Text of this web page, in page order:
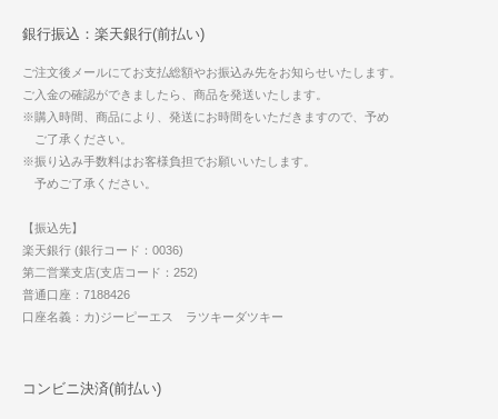
銀行振込：楽天銀行(前払い)
ご注文後メールにてお支払総額やお振込み先をお知らせいたします。
ご入金の確認ができましたら、商品を発送いたします。
※購入時間、商品により、発送にお時間をいただきますので、予め
ご了承ください。
※振り込み手数料はお客様負担でお願いいたします。
予めご了承ください。
【振込先】
楽天銀行 (銀行コード：0036)
第二営業支店(支店コード：252)
普通口座：7188426
口座名義：カ)ジーピーエス ラツキーダツキー
コンビニ決済(前払い)